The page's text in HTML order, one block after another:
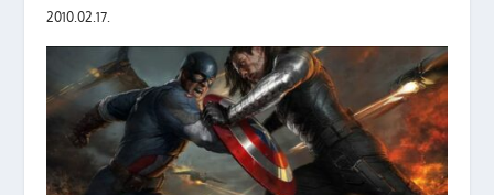
2010.02.17.